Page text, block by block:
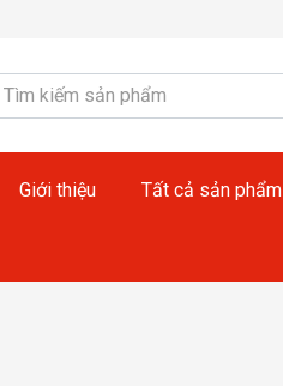
Giới thiệu Tất cả sản phẩm